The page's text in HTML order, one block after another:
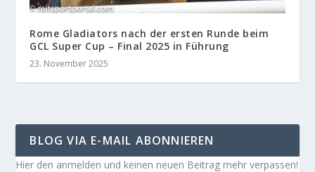
Rome Gladiators nach der ersten Runde beim
GCL Super Cup – Final 2025 in Führung
23. November 2025
BLOG VIA E-MAIL ABONNIEREN
Hier den anmelden und keinen neuen Beitrag mehr verpassen!